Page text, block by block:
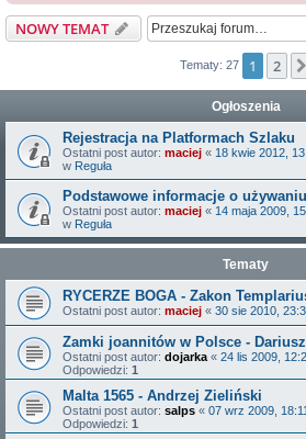
NOWY TEMAT
Tematy: 27 1 2
Ogłoszenia
Rejestracja na Platformach Szlaku
Ostatni post autor: maciej « 18 kwie 2012,
w Reguła
Podstawowe informacje o
Ostatni post autor: maciej « 14 maja 2009,
w Reguła
Tematy
RYCERZE BOGA - Zakon
Ostatni post autor: maciej « 30 sie 2010,
Zamki joannitów w Polsce -
Ostatni post autor: dojarka « 24 lis 2009,
Odpowiedzi: 1
Malta 1565 - Andrzej Zieliński
Ostatni post autor: salps « 07 wrz 2009, 18:11
Odpowiedzi: 1